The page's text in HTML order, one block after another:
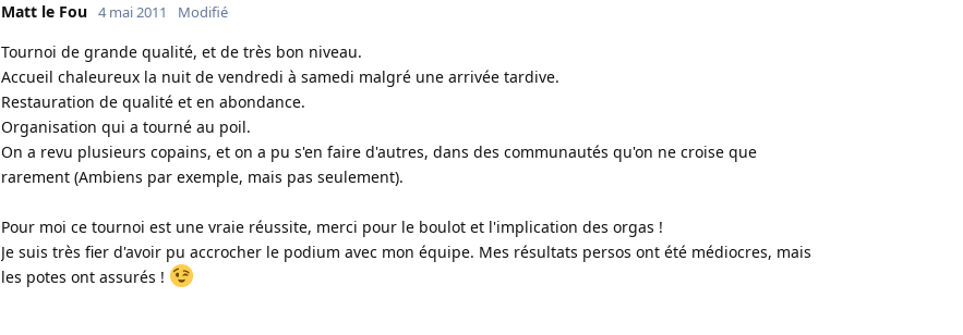
Matt le Fou 4 mai 2011 Modifié
Tournoi de grande qualité, et de très bon niveau.
Accueil chaleureux la nuit de vendredi à samedi malgré une arrivée tardive.
Restauration de qualité et en abondance.
Organisation qui a tourné au poil.
On a revu plusieurs copains, et on a pu s'en faire d'autres, dans des communautés qu'on ne croise que
rarement (Ambiens par exemple, mais pas seulement).
Pour moi ce tournoi est une vraie réussite, merci pour le boulot et l'implication des orgas !
Je suis très fier d'avoir pu accrocher le podium avec mon équipe. Mes résultats persos ont été médiocres, mais
les potes ont assurés !